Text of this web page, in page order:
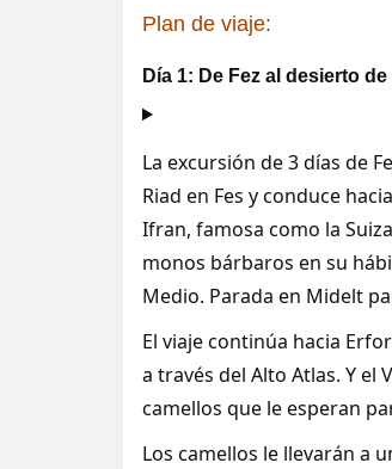
Plan de viaje:
Día 1: De Fez al desierto
La excursión de 3 días de
Riad en Fes y conduce
Ifran, famosa como la
monos bárbaros en su
Medio. Parada en Midelt
El viaje continúa hacia
a través del Alto Atlas. Y el
camellos que le esperan
Los camellos le llevarán a